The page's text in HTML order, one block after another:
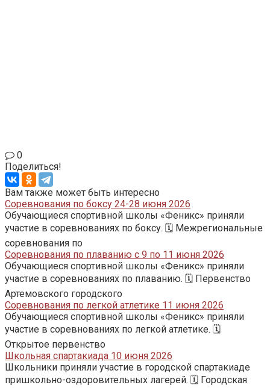
0
Поделиться!
Вам также может быть интересно
Соревнования по боксу 24-28 июня 2026
Обучающиеся спортивной школы «Феникс» приняли
участие в соревнованиях по боксу. 🗓️ Межрегиональные
соревнования по
Соревнования по плаванию с 9 по 11 июня 2026
Обучающиеся спортивной школы «Феникс» приняли
участие в соревнованиях по плаванию. 🗓️ Первенство
Артемовского городского
Соревнования по легкой атлетике 11 июня 2026
Обучающиеся спортивной школы «Феникс» приняли
участие в соревнованиях по легкой атлетике. 🗓️
Открытое первенство
Школьная спартакиада 10 июня 2026
Школьники приняли участие в городской спартакиаде
пришкольно-оздоровительных лагерей. 🗓️ Городская